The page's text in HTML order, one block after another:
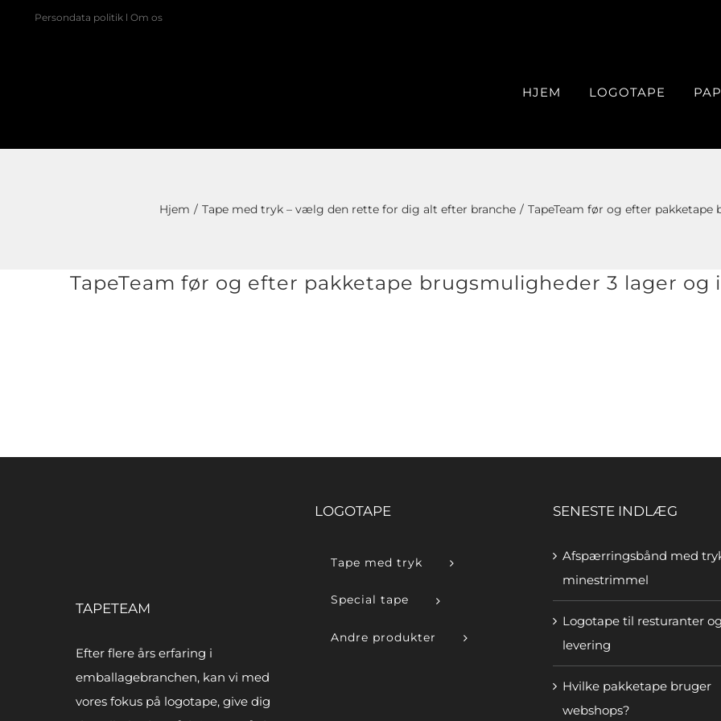
Persondata politikl Om os
HJEM LOGOTAPE
Hjem Tape med tryk – vælg den rette for dig alt efter branche TapeTeam før og efter
TapeTeam før og efter pakketape brugsmuligheder 3 lager og
TAPETEAM
Efter flere års erfaring i
emballagebranchen, kan vi med
vores fokus på logotape, give dig
LOGOTAPE
Tape med tryk
Special tape
Andre produkter
SENESTE INDLÆG
Afspærringsbånd med
minestrimmel
Logotape til resturanter og
levering
Hvilke pakketape bruger
webshops?